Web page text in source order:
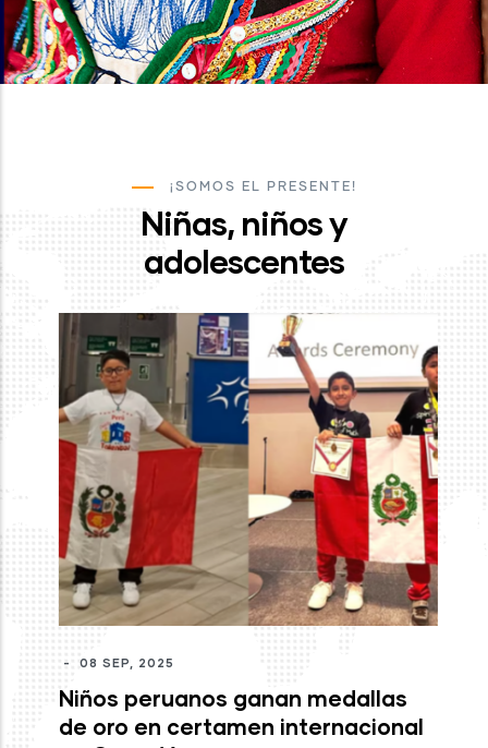
¡SOMOS EL PRESENTE!
Niñas, niños y
adolescentes
- 08 SEP, 2025
Niños peruanos ganan medallas
de oro en certamen internacional